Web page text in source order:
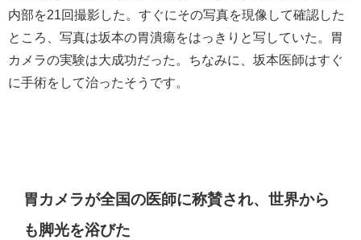
内部を21回撮影した。すぐにその写真を現像して確認した
ところ、写真は坂本の胃潰瘍をはっきりと写していた。胃
カメラの実験は大成功だった。ちなみに、坂本医師はすぐ
に手術をして治ったそうです。
胃カメラが全国の医師に称賛され、世界から
も脚光を浴びた